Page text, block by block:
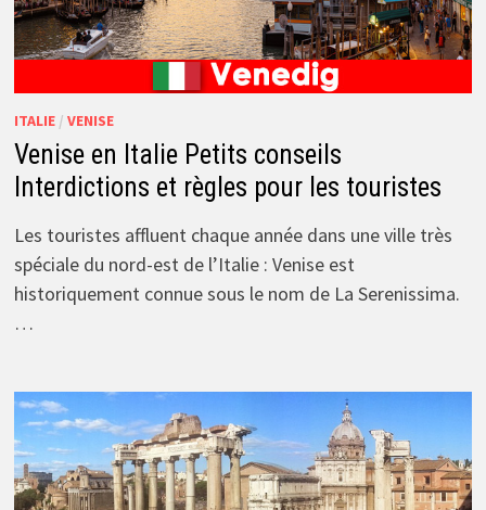
ITALIE/ VENISE
Venise en Italie Petits conseils
Interdictions et règles pour les touristes
Les touristes affluent chaque année dans une ville très
spéciale du nord-est de l’Italie : Venise est
historiquement connue sous le nom de La Serenissima.
…